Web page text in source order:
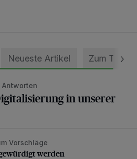
Neueste Artikel Zum Thema
in unserer heutigen Welt
in unserer
werden
Vorschläge
werden